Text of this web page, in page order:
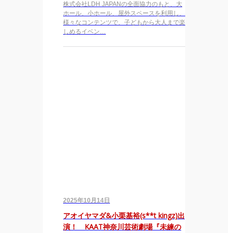
株式会社LDH JAPANの全面協力のもと、大
ホール、小ホール、屋外スペースを利用し、
様々なコンテンツで、子どもから大人まで楽
しめるイベン…
2025年10月14日
アオイヤマダ&小栗基裕(s**t kingz)出
演！ KAAT神奈川芸術劇場『未練の